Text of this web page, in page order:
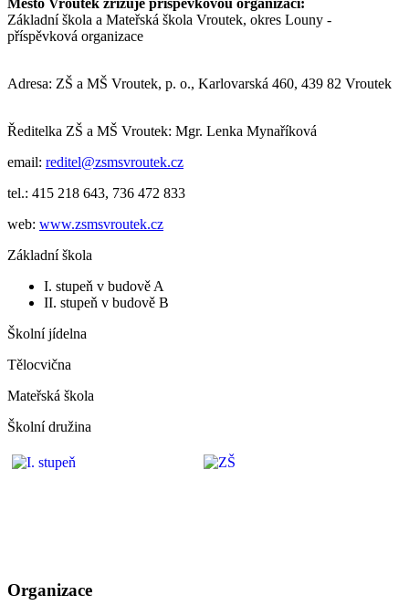
Základní škola a Mateřská škola Vroutek, okres Louny -
příspěvková organizace
Adresa: ZŠ a MŠ Vroutek, p. o., Karlovarská 460, 439 82 Vroutek
Ředitelka ZŠ a MŠ Vroutek: Mgr. Lenka Mynaříková
email: reditel@zsmsvroutek.cz
tel.: 415 218 643, 736 472 833
web: www.zsmsvroutek.cz
Základní škola
I. stupeň v budově A
II. stupeň v budově B
Školní jídelna
Tělocvična
Mateřská škola
Školní družina
Organizace